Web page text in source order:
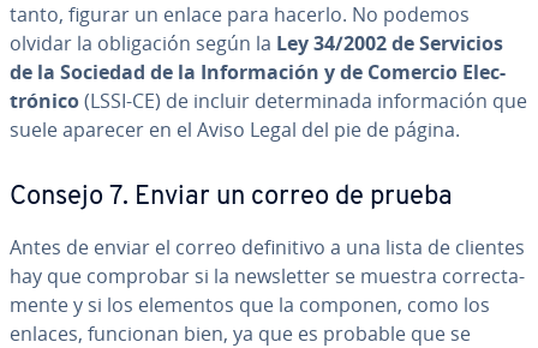
tanto, figurar un enlace para hacerlo. No podemos
olvidar la obli­ga­ción según la Ley 34/2002 de Servicios
de la Sociedad de la In­fo­r­ma­ción y de Comercio Ele­c­
tró­ni­co(LSSI-CE) de incluir de­te­r­mi­na­da in­fo­r­ma­ción que
suele aparecer en el Aviso Legal del pie de página.
Consejo 7. Enviar un correo de prueba
Antes de enviar el correo de­fi­ni­ti­vo a una lista de clientes
hay que comprobar si la ne­w­s­le­t­ter se muestra co­rre­c­ta­
me­n­te y si los elementos que la componen, como los
enlaces, funcionan bien, ya que es probable que se